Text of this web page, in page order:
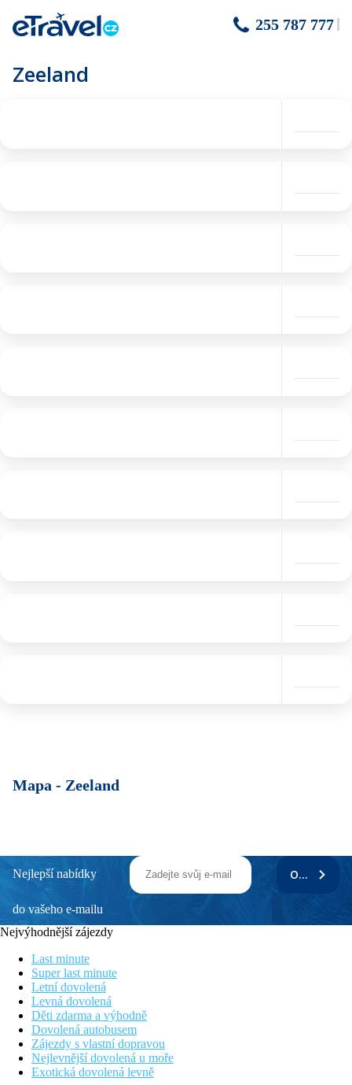
255 787 777
Zeeland
Mapa - Zeeland
Nejlepší nabídky
do vašeho e-mailu
ODEBÍRAT
Nejvýhodnější zájezdy
Last minute
Super last minute
Letní dovolená
Levná dovolená
Děti zdarma a výhodně
Dovolená autobusem
Zájezdy s vlastní dopravou
Nejlevnější dovolená u moře
Exotická dovolená levně